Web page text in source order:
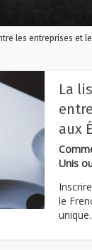
les entreprises et
La
aux
Unis
le